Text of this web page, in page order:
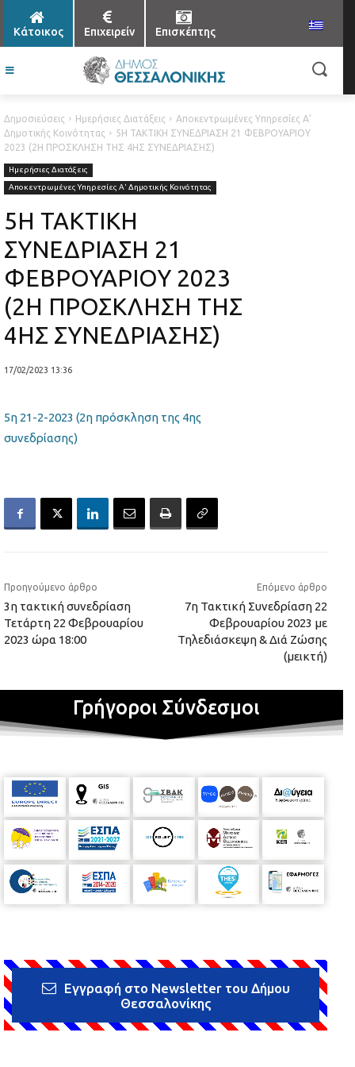
Κάτοικος Επιχειρείν Επισκέπτης
Δημοσιεύσεις Ημερήσιες Διατάξεις
Αποκεντρωμένες Υπηρεσίες Α'
Δημοτικής Κοινότητας
5Η ΤΑΚΤΙΚΗ ΣΥΝΕΔΡΙΑΣΗ 21 ΦΕΒΡΟΥΑΡΙΟΥ
2023 (2Η ΠΡΟΣΚΛΗΣΗ ΤΗΣ 4ΗΣ ΣΥΝΕΔΡΙΑΣΗΣ)
Ημερήσιες Διατάξεις
Αποκεντρωμένες Υπηρεσίες Α' Δημοτικής Κοινότητας
5Η ΤΑΚΤΙΚΗ
ΣΥΝΕΔΡΙΑΣΗ 21
ΦΕΒΡΟΥΑΡΙΟΥ 2023
(2Η ΠΡΟΣΚΛΗΣΗ ΤΗΣ
4ΗΣ ΣΥΝΕΔΡΙΑΣΗΣ)
17/02/2023 13:36
5η 21-2-2023 (2η πρόσκληση της 4ης
συνεδρίασης)
Προηγούμενο άρθρο
3η τακτική συνεδρίαση
Τετάρτη 22 Φεβρουαρίου
2023 ώρα 18:00
Επόμενο άρθρο
7η Τακτική Συνεδρίαση 22
Φεβρουαρίου 2023 με
Τηλεδιάσκεψη & Διά Ζώσης
(μεικτή)
Γρήγοροι Σύνδεσμοι
Εγγραφή στο Newsletter του Δήμου
Θεσσαλονίκης